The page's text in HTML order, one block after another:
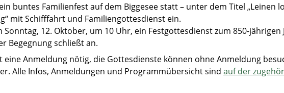
buntes Familienfest auf dem Biggesee statt – unter dem Titel „Leinen
mit Schifffahrt und Familiengottesdienst ein.
12. Oktober, um 10 Uhr, ein Festgottesdienst zum 850-jährigen
Begegnung schließt an.
Anmeldung nötig, die Gottesdienste können ohne Anmeldung
Alle Infos, Anmeldungen und Programmübersicht sind auf der